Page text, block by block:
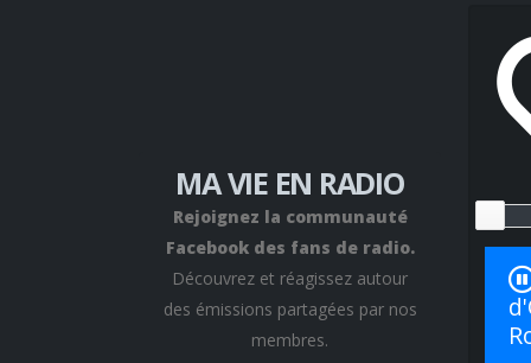
MA VIE EN RADIO
Rejoignez la communauté
Facebook des fans de radio.
Découvrez et réagissez autour
des émissions partagées par nos
membres.